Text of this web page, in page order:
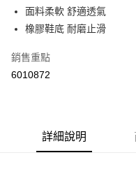
街口支付
AFTEE先享後付是「在收到商
便利好安心！
ATM付款
面料柔軟 舒適透氣
橡膠鞋底 耐磨止滑
銷售重點
6010872
詳細說明